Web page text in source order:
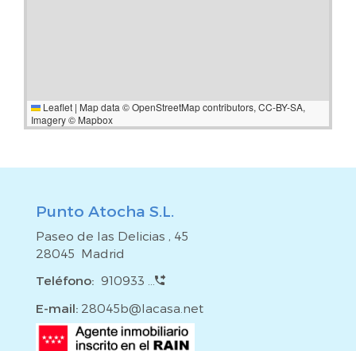
Leaflet | Map data ©OpenStreetMapcontributors, CC-BY-SA,
Imagery © Mapbox
Punto Atocha S.L.
Paseo de las Delicias , 45
28045 Madrid
Teléfono: 910933 ...
E-mail: 28045b@lacasa.net